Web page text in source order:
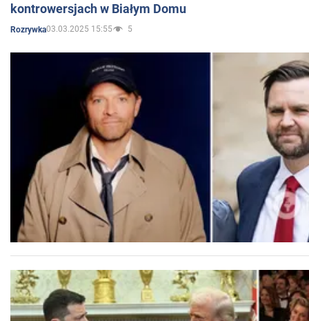
kontrowersjach w Białym Domu
Rozrywka03.03.2025 15:55 5